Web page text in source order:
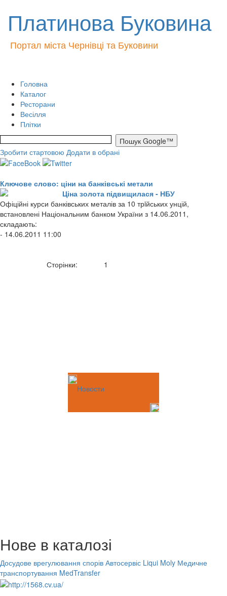
Платинова Буковина
Портал міста Чернівці та Буковини
Головна
Каталог
Ресторани
Весілля
Плітки
Зробити стартовою Додати в обрані
Ключове слово: ціни на банківські метали
Ціна золота підвищилася - НБУ
Офіційні курси банківських металів за 10 трiйських унцій,
встановлені Національним банком України з 14.06.2011,
складають:
- 14.06.2011 11:00
Сторінки: 1
Новости
Нове в каталозі
Досудове врегулювання спорів Автосервіс Liqui Moly Медичне
транспортування MedTransfer